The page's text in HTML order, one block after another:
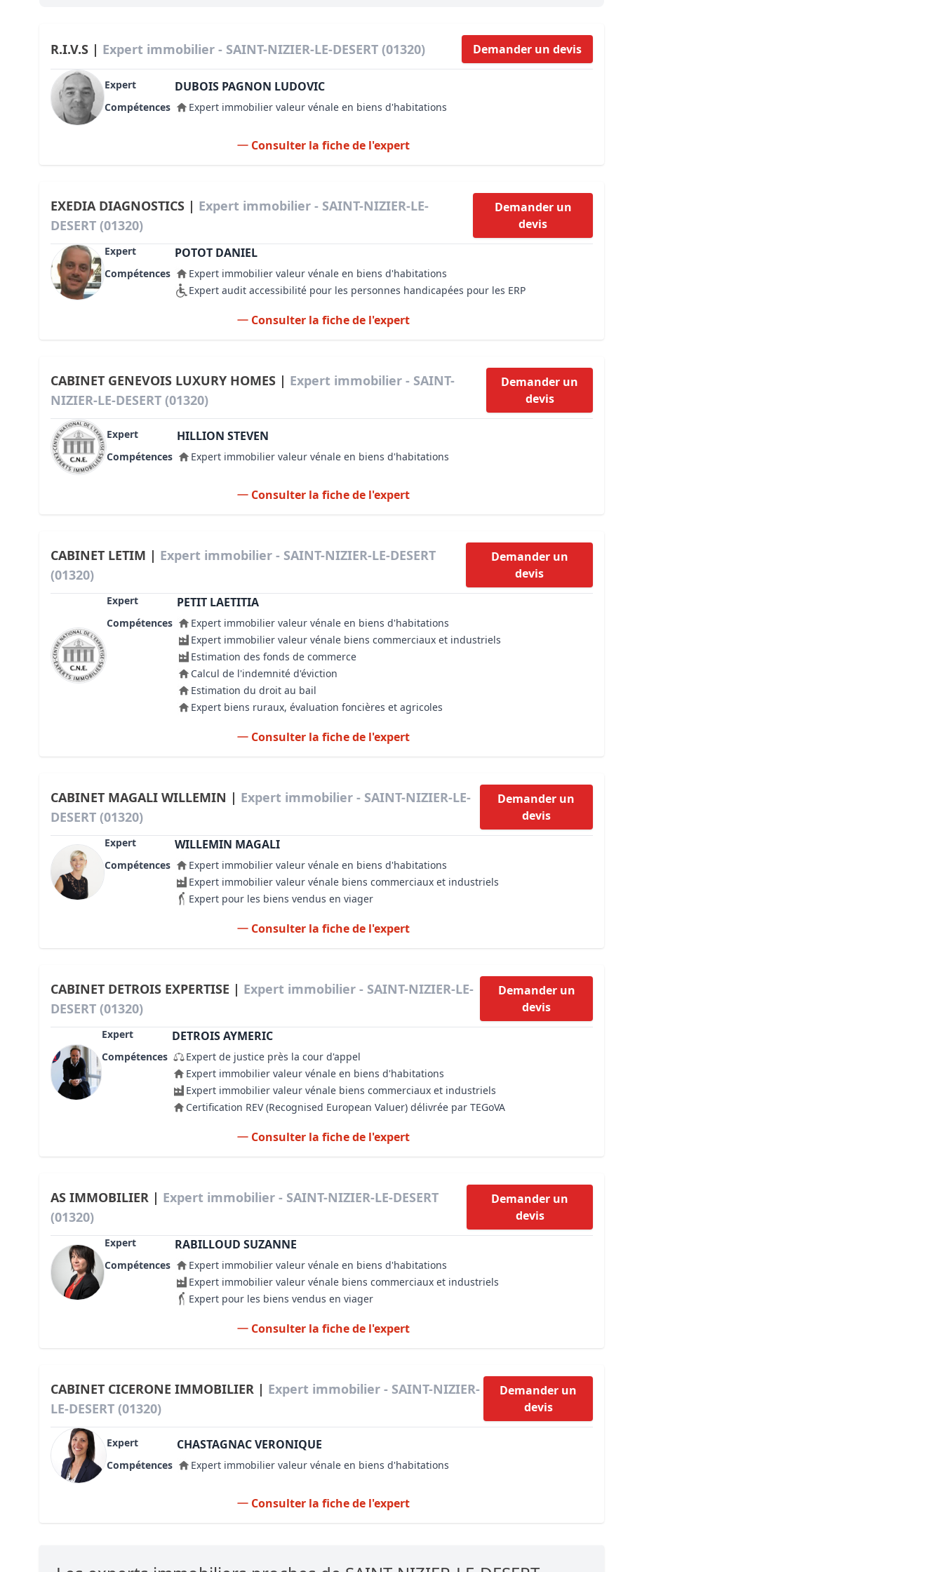
Règles d’urbanisme
Pathologies des bâtiments
Lecture et compréhension d’un Plan Local d’Urbanisme (PLU)
Développer et organiser l'activité de Syndic
Biens d’exception, belles demeures, châteaux et traits de côte
Expertise pré-achat
R.I.V.S | Expert immobilier - SAINT-NIZIER-LE-DESERT (01320) Demander un devis
Expert DUBOIS PAGNON LUDOVIC
Compétences Expert immobilier valeur vénale en biens d'habitations
Consulter la fiche de l'expert
EXEDIA DIAGNOSTICS | Expert immobilier - SAINT-NIZIER-LE-
DESERT (01320)
Demander un
devis
Expert POTOT DANIEL
Compétences
Expert immobilier valeur vénale en biens d'habitations
Expert audit accessibilité pour les personnes handicapées pour les ERP
Consulter la fiche de l'expert
CABINET GENEVOIS LUXURY HOMES | Expert immobilier - SAINT-
NIZIER-LE-DESERT (01320)
Demander un
devis
Expert HILLION STEVEN
Compétences Expert immobilier valeur vénale en biens d'habitations
Consulter la fiche de l'expert
CABINET LETIM | Expert immobilier - SAINT-NIZIER-LE-DESERT
(01320)
Demander un
devis
Expert PETIT LAETITIA
Compétences
Expert immobilier valeur vénale en biens d'habitations
Expert immobilier valeur vénale biens commerciaux et industriels
Estimation des fonds de commerce
Calcul de l'indemnité d'éviction
Estimation du droit au bail
Expert biens ruraux, évaluation foncières et agricoles
Consulter la fiche de l'expert
CABINET MAGALI WILLEMIN | Expert immobilier - SAINT-NIZIER-LE-
DESERT (01320)
Demander un
devis
Expert WILLEMIN MAGALI
Compétences
Expert immobilier valeur vénale en biens d'habitations
Expert immobilier valeur vénale biens commerciaux et industriels
Expert pour les biens vendus en viager
Consulter la fiche de l'expert
CABINET DETROIS EXPERTISE | Expert immobilier - SAINT-NIZIER-LE-
DESERT (01320)
Demander un
devis
Expert DETROIS AYMERIC
Compétences
Expert de justice près la cour d'appel
Expert immobilier valeur vénale en biens d'habitations
Expert immobilier valeur vénale biens commerciaux et industriels
Certification REV (Recognised European Valuer) délivrée par TEGoVA
Consulter la fiche de l'expert
AS IMMOBILIER | Expert immobilier - SAINT-NIZIER-LE-DESERT
(01320)
Demander un
devis
Expert RABILLOUD SUZANNE
Compétences
Expert immobilier valeur vénale en biens d'habitations
Expert immobilier valeur vénale biens commerciaux et industriels
Expert pour les biens vendus en viager
Consulter la fiche de l'expert
CABINET CICERONE IMMOBILIER | Expert immobilier - SAINT-NIZIER-
LE-DESERT (01320)
Demander un
devis
Expert CHASTAGNAC VERONIQUE
Compétences Expert immobilier valeur vénale en biens d'habitations
Consulter la fiche de l'expert